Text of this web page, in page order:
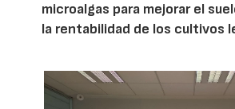
microalgas para mejorar el
la rentabilidad de los cultivos